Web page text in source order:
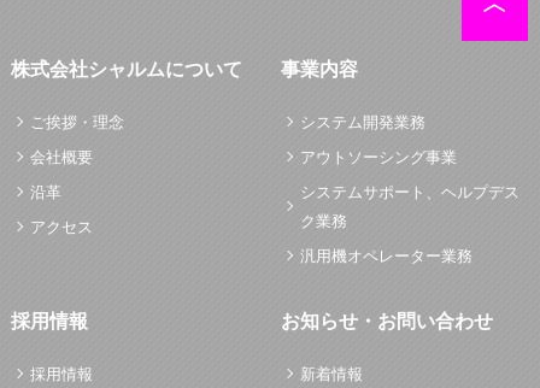
株式会社シャルムについて
ご挨拶・理念
会社概要
沿革
アクセス
事業内容
システム開発業務
アウトソーシング事業
システムサポート、ヘルプデス
ク業務
汎用機オペレーター業務
採用情報
採用情報
お知らせ・お問い合わせ
新着情報